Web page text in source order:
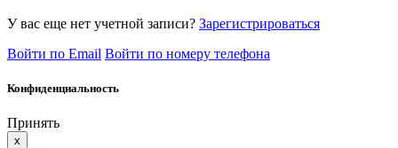
У вас еще нет учетной записи? Зарегистрироваться
Войти по Email Войти по номеру телефона
Конфиденциальность
Принять
x